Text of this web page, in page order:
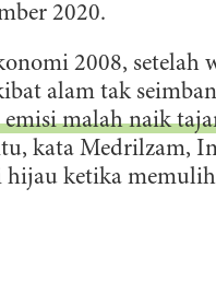
2020.
2008,
alam tak
malah naik
kata Medrilzam,
hijau ketika